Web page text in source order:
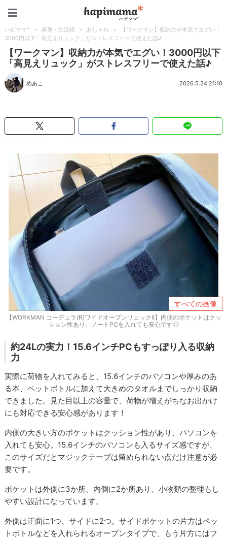
ハピママ* > 家事・生活術 > おしゃれ >
【ワークマン】収納力が本気でエグい！
3000円以下「高見えリュック」がストレスフリーで使えた話♪
【ワークマン】収納力が本気でエグい！3000円以下
「高見えリュック」がストレスフリーで使えた話♪
めあこ 2026.5.24 21:10
すべての画像
【WORKMAN コーデュラ(R)ワイドオープンリュックII】内側のポケットはクッ
ション性あり。ノートPCを入れても安心です◎
約24Lの実力！15.6インチPCもすっぽり入る収納
力
実際に荷物を入れてみると、15.6インチのパソコンや厚みのあ
る本、ペットボトルに加えて大きめのタオルまでしっかり収納
できました。見た目以上の容量で、荷物が増えがちなお出かけ
にも対応できる安心感があります！
内側の大きい方のポケットはクッション性があり、パソコンを
入れても安心。15.6インチのパソコンも入るサイズ感ですが、
このサイズだとマジックテープは留められない点だけ注意が必
要です。
ポケットは外側に3か所、内側に2か所あり、小物類の整理もし
やすい設計になっています。
外側は正面に1つ、サイドに2つ。サイドポケットの片方はペッ
トボトルなどを入れられるオープンタイプで、もう片方にはフ